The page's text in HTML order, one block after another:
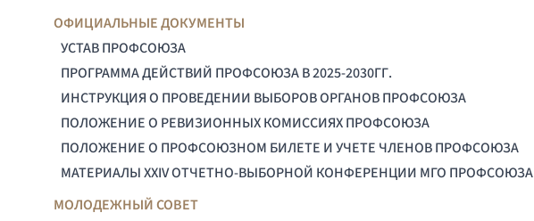
ОФИЦИАЛЬНЫЕ ДОКУМЕНТЫ
УСТАВ ПРОФСОЮЗА
ПРОГРАММА ДЕЙСТВИЙ ПРОФСОЮЗА В 2025-2030ГГ.
ИНСТРУКЦИЯ О ПРОВЕДЕНИИ ВЫБОРОВ ОРГАНОВ ПРОФСОЮЗА
ПОЛОЖЕНИЕ О РЕВИЗИОННЫХ КОМИССИЯХ ПРОФСОЮЗА
ПОЛОЖЕНИЕ О ПРОФСОЮЗНОМ БИЛЕТЕ И УЧЕТЕ ЧЛЕНОВ ПРОФСОЮЗА
МАТЕРИАЛЫ XXIV ОТЧЕТНО-ВЫБОРНОЙ КОНФЕРЕНЦИИ МГО ПРОФСОЮЗА
МОЛОДЕЖНЫЙ СОВЕТ